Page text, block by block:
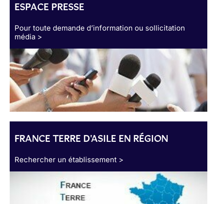
ESPACE PRESSE
Pour toute demande d’information ou sollicitation
média >
FRANCE TERRE D'ASILE EN RÉGION
Rechercher un établissement >